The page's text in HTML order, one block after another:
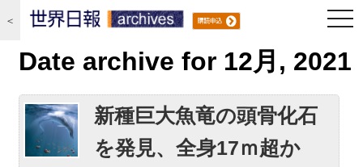
＜
Date archive for 12月, 2021
新種巨大魚竜の頭骨化石
を発見、全身17ｍ超か